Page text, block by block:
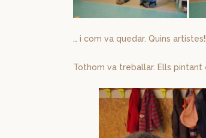
… i com va quedar. Quins
Tothom va treballar. Ells pintant